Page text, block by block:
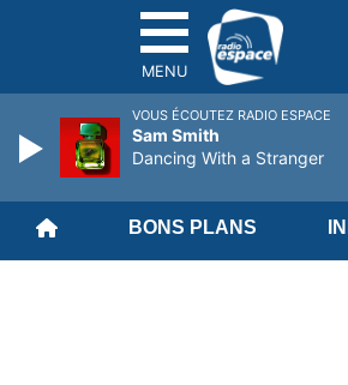
MENU
BONS PLANS
VOUS ÉCOUTEZ RADIO ESPACE
Sam Smith
Dancing With a Stranger